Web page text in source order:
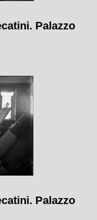
Palazzo
Palazzo